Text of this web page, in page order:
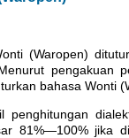
(Waropen)
pengakuan
bahasa Wonti
penghitungan
81%—100% jika